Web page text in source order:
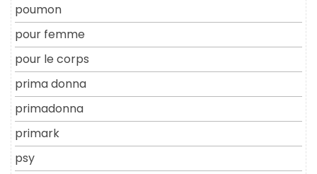
poumon
pour femme
pour le corps
prima donna
primadonna
primark
psy